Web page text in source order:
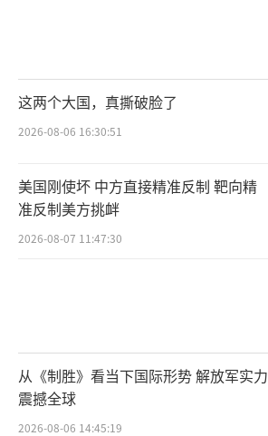
这两个大国，真撕破脸了
2026-08-06 16:30:51
美国刚使坏 中方直接精准反制 靶向精
准反制美方挑衅
2026-08-07 11:47:30
从《制胜》看当下国际形势 解放军实力
震撼全球
2026-08-06 14:45:19